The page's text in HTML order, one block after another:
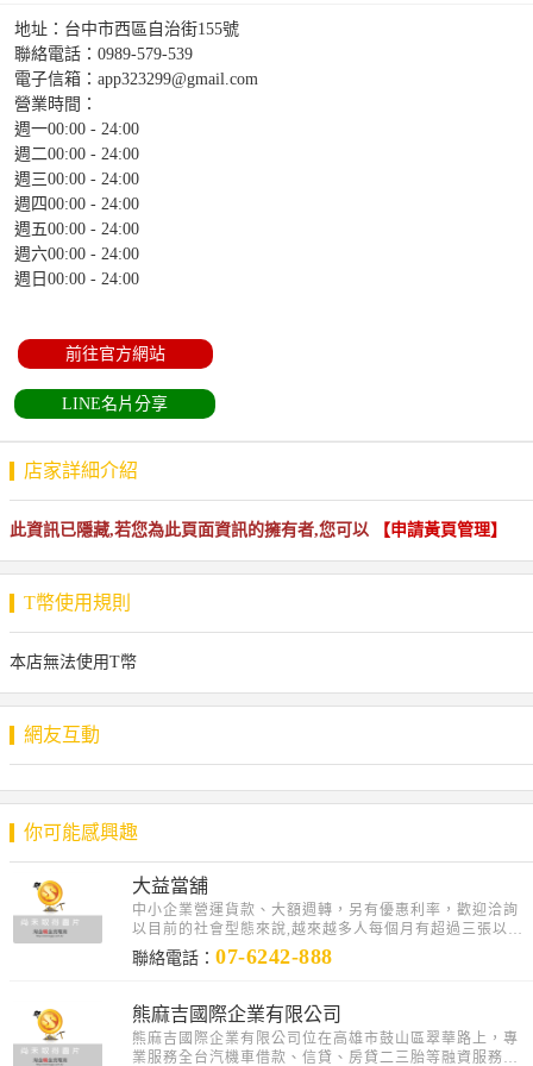
地址：台中市西區自治街155號
聯絡電話： 0989-579-539
電子信箱： app323299@gmail.com
營業時間：
週一00:00 - 24:00
週二00:00 - 24:00
週三00:00 - 24:00
週四00:00 - 24:00
週五00:00 - 24:00
週六00:00 - 24:00
週日00:00 - 24:00
前往官方網站
LINE名片分享
店家詳細介紹
此資訊已隱藏,若您為此頁面資訊的擁有者,您可以 【申請黃頁管理】
T幣使用規則
本店無法使用T幣
網友互動
你可能感興趣
大益當舖
中小企業營運貨款、大額週轉，另有優惠利率，歡迎洽詢
以目前的社會型態來說,越來越多人每個月有超過三張以上
的信用卡帳單要繳,有些人甚至被現金卡及信用卡循環..
聯絡電話： 07-6242-888
熊麻吉國際企業有限公司
熊麻吉國際企業有限公司位在高雄市鼓山區翠華路上，專
業服務全台汽機車借款、信貸、房貸二三胎等融資服務為